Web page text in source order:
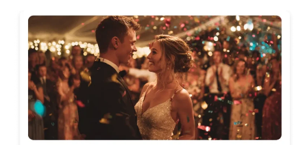
Generatore di immagini con stile AI
Strumenti per ritratti
Cambio acconciatura